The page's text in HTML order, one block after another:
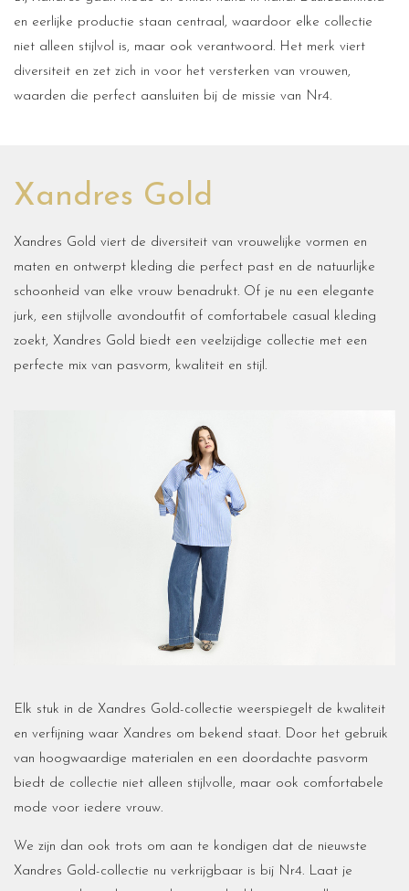
en eerlijke productie staan centraal, waardoor elke collectie
niet alleen stijlvol is, maar ook verantwoord. Het merk viert
diversiteit en zet zich in voor het versterken van vrouwen,
waarden die perfect aansluiten bij de missie van Nr4.
Xandres Gold
Xandres Gold viert de diversiteit van vrouwelijke vormen en
maten en ontwerpt kleding die perfect past en de natuurlijke
schoonheid van elke vrouw benadrukt. Of je nu een elegante
jurk, een stijlvolle avondoutfit of comfortabele casual kleding
zoekt, Xandres Gold biedt een veelzijdige collectie met een
perfecte mix van pasvorm, kwaliteit en stijl.
Elk stuk in de Xandres Gold-collectie weerspiegelt de kwaliteit
en verfijning waar Xandres om bekend staat. Door het gebruik
van hoogwaardige materialen en een doordachte pasvorm
biedt de collectie niet alleen stijlvolle, maar ook comfortabele
mode voor iedere vrouw.
We zijn dan ook trots om aan te kondigen dat de nieuwste
Xandres Gold-collectie nu verkrijgbaar is bij Nr4. Laat je